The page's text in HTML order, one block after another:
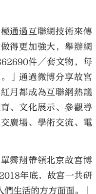
通過互聯網技術來傳
得更加強大，舉辦網
件／套文物，每
」通過微博分享故宮
月都成為互聯網熱議
、文化展示、參觀導
廣場、學術交流、電
霽翔帶領北京故宮博
年底，故宮一共研
生活的方方面面。」